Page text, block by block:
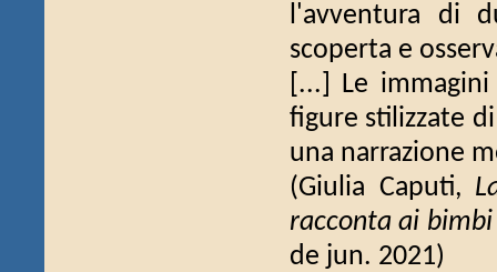
l'avventura di
scoperta e
[...] Le
figure stilizzate
una narrazione
(Giulia Caputi,
racconta ai
de jun. 2021)